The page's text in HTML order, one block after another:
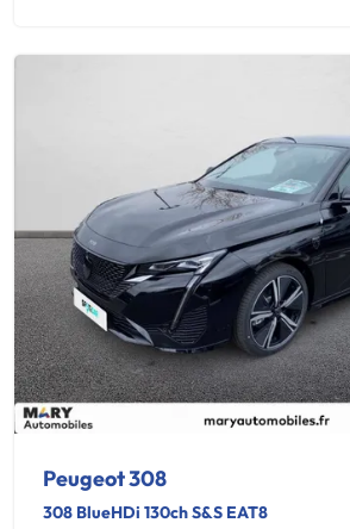
Peugeot 308
308 BlueHDi 130ch S&S EAT8